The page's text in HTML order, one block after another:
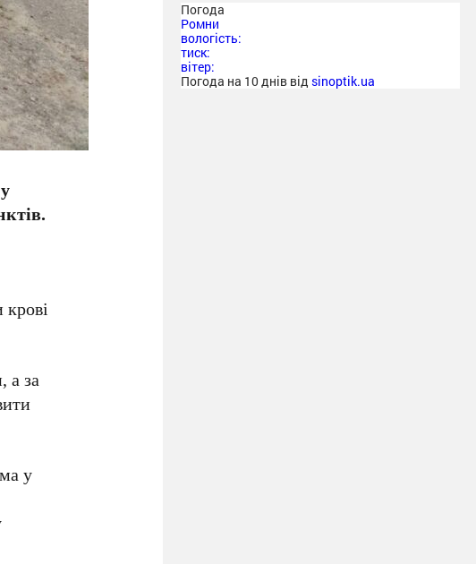
а за
у
Погода
Ромни
вологість:
тиск:
вітер:
Погода на 10 днів від sinoptik.ua